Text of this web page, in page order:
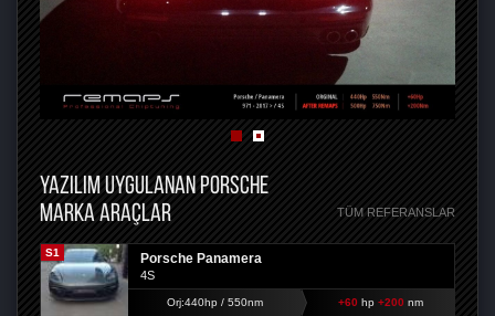
YAZILIM UYGULANAN PORSCHE
MARKA ARAÇLAR
TÜM REFERANSLAR
S1 Porsche Panamera
4S
Orj:440hp / 550nm +60 hp +200 nm